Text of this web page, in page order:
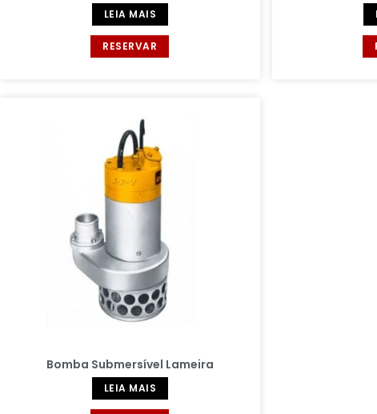
LEIA MAIS
RESERVAR
Bomba Submersível Lameira
LEIA MAIS